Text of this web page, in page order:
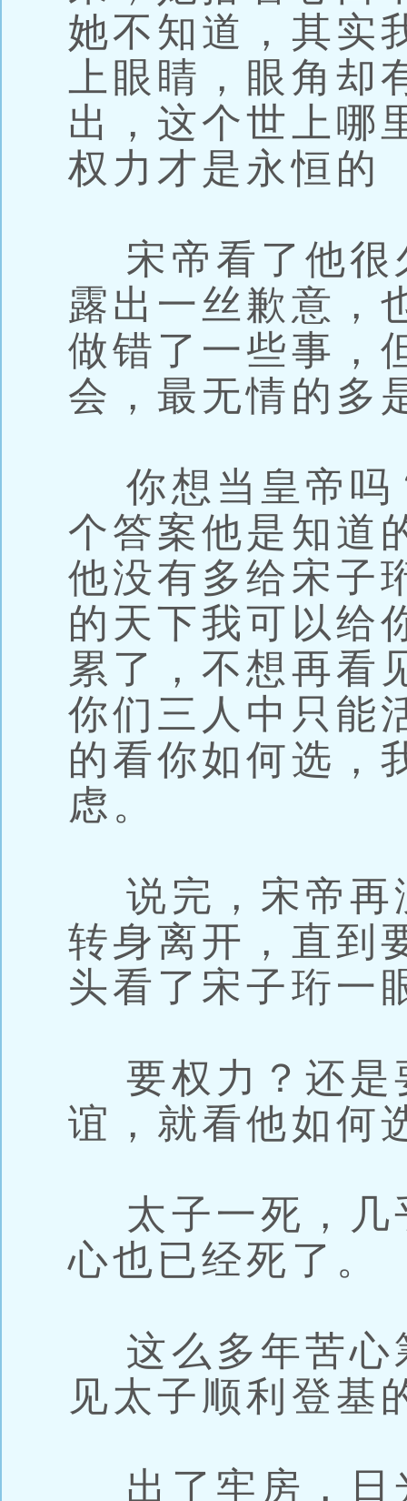
她不知道，其实
上眼睛，眼角却
出，这个世上哪
权力才是永恒的
宋帝看了他很
露出一丝歉意，
做错了一些事，
会，最无情的多
你想当皇帝吗
个答案他是知道
他没有多给宋子
的天下我可以给
累了，不想再看
你们三人中只能
的看你如何选，
虑。
说完，宋帝再
转身离开，直到
头看了宋子珩一
要权力？还是
谊，就看他如何
太子一死，几
心也已经死了。
这么多年苦心
见太子顺利登基
出了牢房，日